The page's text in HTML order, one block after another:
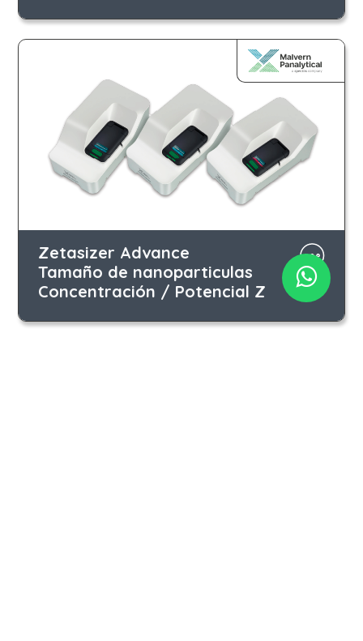
Zetasizer Advance
Tamaño de nanoparticulas
Concentración / Potencial Z